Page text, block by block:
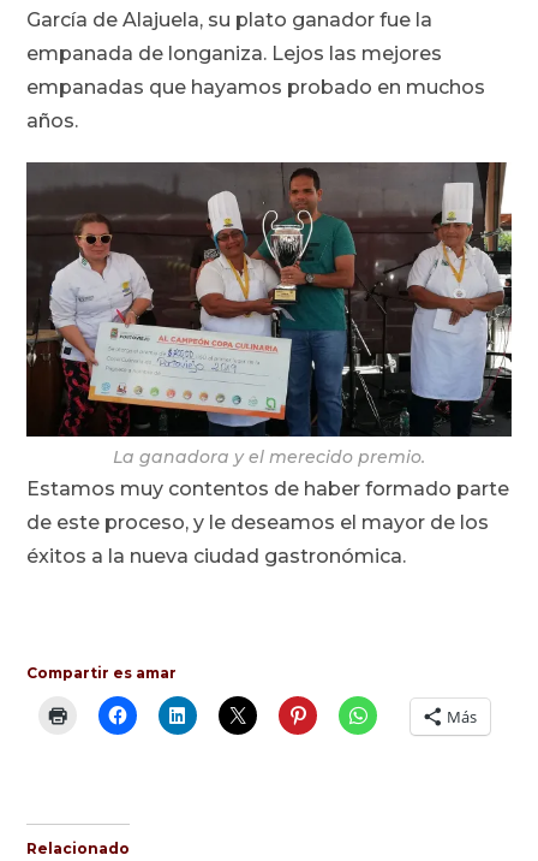
García de Alajuela, su plato ganador fue la
empanada de longaniza. Lejos las mejores
empanadas que hayamos probado en muchos
años.
La ganadora y el merecido premio.
Estamos muy contentos de haber formado parte
de este proceso, y le deseamos el mayor de los
éxitos a la nueva ciudad gastronómica.
Compartir es amar
Más
Relacionado